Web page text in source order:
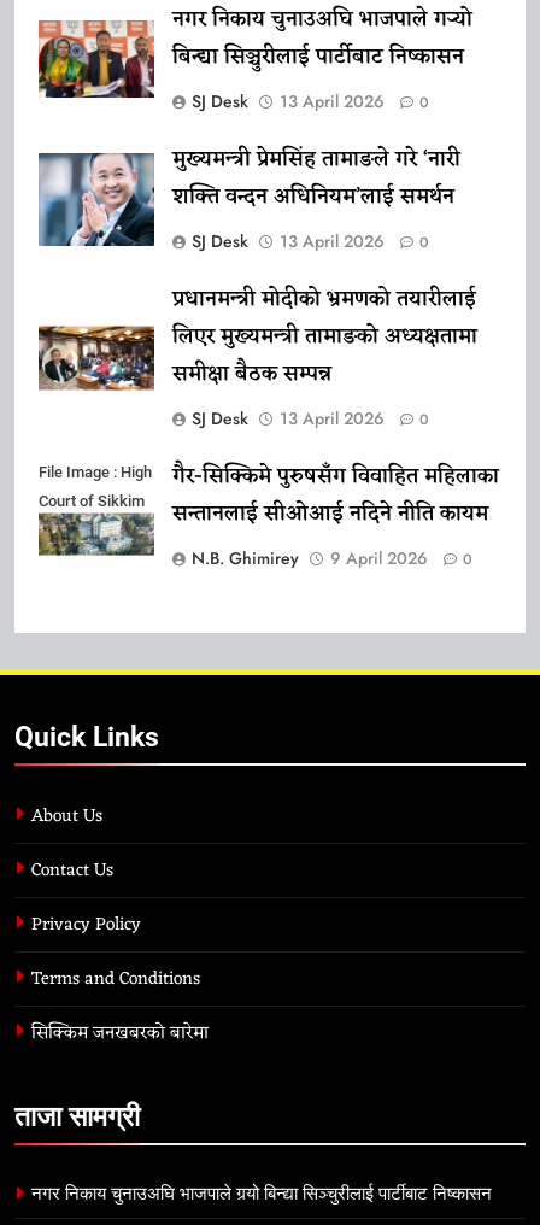
नगर निकाय चुनाउअघि भाजपाले गर्‍यो
बिन्द्या सिञ्चुरीलाई पार्टीबाट निष्कासन
SJ Desk 13 April 2026 0
मुख्यमन्त्री प्रेमसिंह तामाङले गरे ‘नारी
शक्ति वन्दन अधिनियम’लाई समर्थन
SJ Desk 13 April 2026 0
प्रधानमन्त्री मोदीको भ्रमणको तयारीलाई
लिएर मुख्यमन्त्री तामाङको अध्यक्षतामा
समीक्षा बैठक सम्पन्न
SJ Desk 13 April 2026 0
File Image : High
Court of Sikkim
गैर-सिक्किमे पुरुषसँग विवाहित महिलाका
सन्तानलाई सीओआई नदिने नीति कायम
N.B. Ghimirey 9 April 2026 0
Quick Links
About Us
Contact Us
Privacy Policy
Terms and Conditions
सिक्किम जनखबरको बारेमा
ताजा सामग्री
नगर निकाय चुनाउअघि भाजपाले गर्‍यो बिन्द्या सिञ्चुरीलाई पार्टीबाट निष्कासन